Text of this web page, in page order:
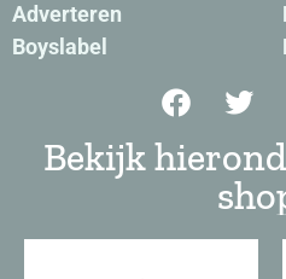
Adverteren
Boyslabel
Bekijk